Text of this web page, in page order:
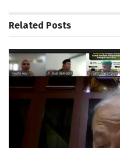
Related Posts